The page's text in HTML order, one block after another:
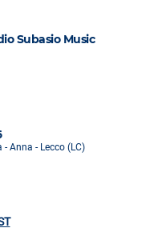
Subasio Music
Anna - Lecco (LC)